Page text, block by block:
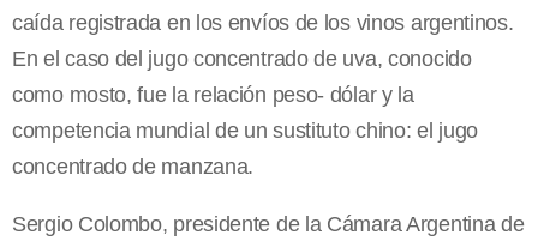
caída registrada en los envíos de los vinos argentinos.
En el caso del jugo concentrado de uva, conocido
como mosto, fue la relación peso- dólar y la
competencia mundial de un sustituto chino: el jugo
concentrado de manzana.
Sergio Colombo, presidente de la Cámara Argentina de